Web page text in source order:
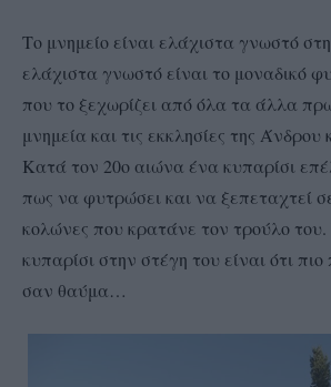
Το μνημείο είναι ελάχιστα γνωστό
ελάχιστα γνωστό είναι το μοναδικό
που το ξεχωρίζει από όλα τα άλλα
μνημεία και τις εκκλησίες της Άνδρου
Κατά τον 20ο αιώνα ένα κυπαρίσι
πως να φυτρώσει και να ξεπεταχτεί
κολώνες που κρατάνε τον τρούλο
κυπαρίσι στην στέγη του είναι ότι
σαν θαύμα…